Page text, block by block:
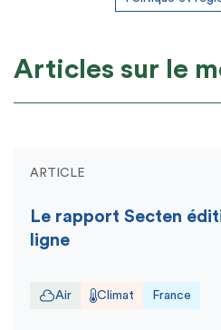
Articles sur le
ARTICLE
Le rapport Secten
ligne
Air Climat France